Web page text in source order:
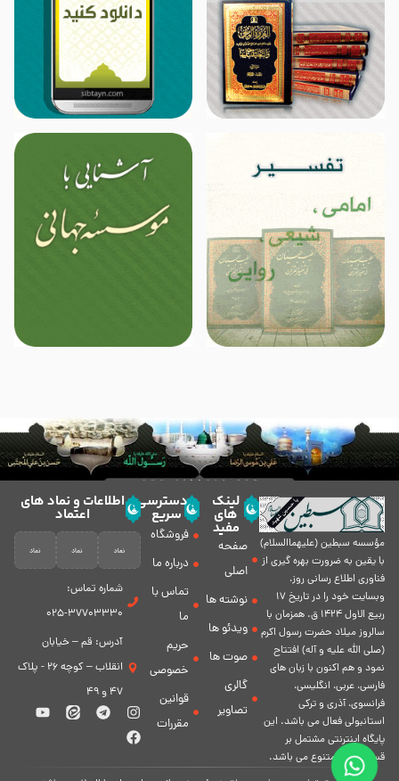
مؤسسه سبطين (عليهماالسلام)
با يقين به ضرورت بهره گیرى از
فناورى اطلاع رسانى روز،
وبسایت خود را در تاريخ 17
ربيع الاول 1424 ق. همزمان با
سالروز ميلاد حضرت رسول اكرم
(صلی الله علیه و آله) افتتاح
نمود و هم اكنون با زبان های
فارسی، عربى، انگلیسی،
فرانسوی، آذری و ترکی
استانبولی فعال مى باشد. اين
پايگاه اينترنتى مشتمل بر
قسمت هاى متنوع مى باشد.
لینک
های
مفید
صفحه
اصلی
نوشته ها
ویدئو ها
صوت ها
گالری
تصاویر
دسترسی
سریع
فروشگاه
درباره ما
تماس با
ما
حریم
خصوصی
قوانین
مقررات
اطلاعات و نماد های
اعتماد
شماره تماس:
37703330-025
آدرس: قم – خیابان
انقلاب – کوچه 26 - پلاک
47 و 49